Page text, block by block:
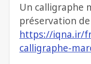
Un calligraphe
préservation
https://iqna.ir/
calligraphe-